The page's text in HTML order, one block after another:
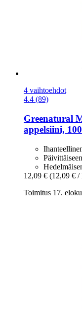
4 vaihtoehdot
4.4 (89)
Greenatural
appelsiini,
12,09 € (12,09 € /
Toimitus 17.